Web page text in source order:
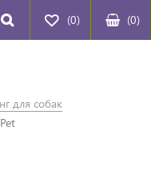
(0) (0)
для собак